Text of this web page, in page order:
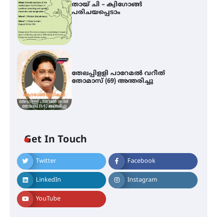
തായ് ചി – ക്വിഗോങ്ങ്
പരിചയപ്പെടാം
തേലപ്പിളളി പാറേമൽ വറീത്
തോമാസ് (69) അന്തരിച്ചു
Get In Touch
Twitter Facebook
LinkedIn Instagram
YouTube
മെഡിക്കൽ ക്യാമ്പ്